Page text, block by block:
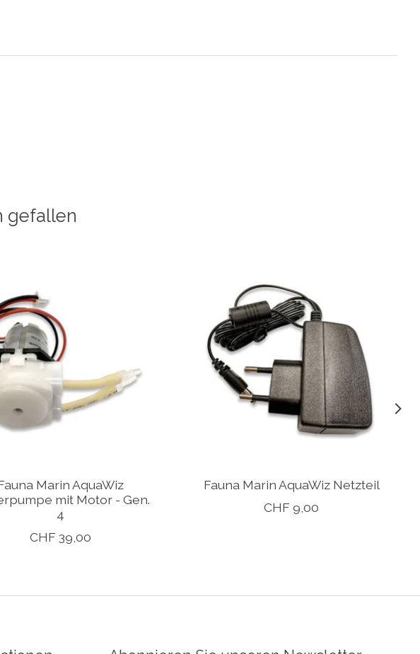
gefallen
Marin AquaWiz
mit Motor - Gen.
4
CHF 39,00
Fauna Marin AquaWiz Netzteil
CHF 9,00